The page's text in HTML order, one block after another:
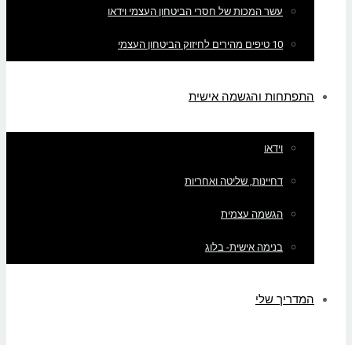
עשר המכות של חסרי הביטחון העצמי וידאו
10 טיפים מהירים לחיזוק הביטחון העצמי
התפתחות והגשמה אישית
וידאו
דחיינות, שליטה ואחריות
הגשמה עצמית
בנימה אישית- בלוג
המדריך שלי